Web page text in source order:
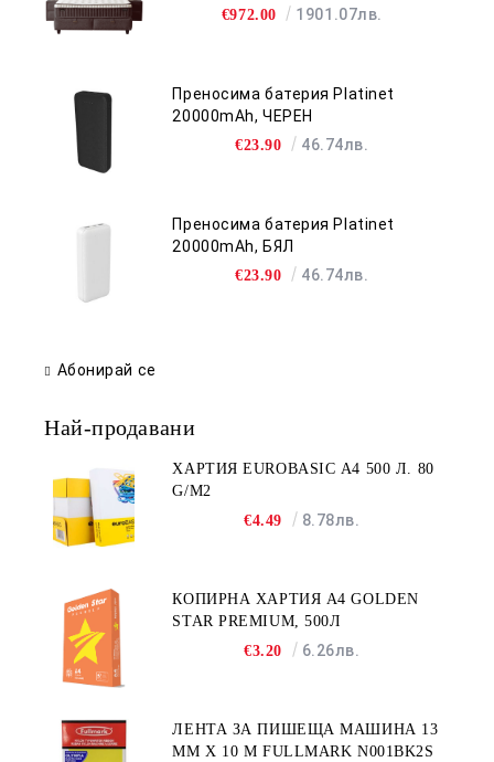
€972.00 1901.07лв.
Преносима батерия Platinet
20000mAh, ЧЕРЕН
€23.90 46.74лв.
Преносима батерия Platinet
20000mAh, БЯЛ
€23.90 46.74лв.
Абонирай се
Най-продавани
ХАРТИЯ EUROBASIC А4 500 Л. 80
G/M2
€4.49
8.78лв.
КОПИРНА ХАРТИЯ A4 GOLDEN
STAR PREMIUM, 500Л
€3.20
6.26лв.
ЛЕНТА ЗА ПИШЕЩА МАШИНА 13
MM X 10 M FULLMARK N001BK2S